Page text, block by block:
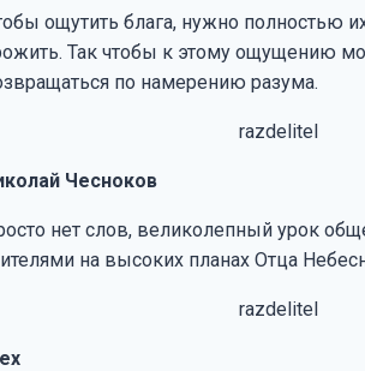
ощутить блага, нужно полностью
Так чтобы к этому ощущению
по намерению разума.
Чесноков
нет слов, великолепный урок
на высоких планах Отца